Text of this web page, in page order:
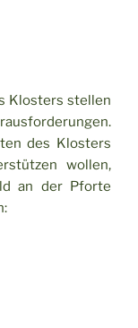
Klosters stellen
des Klosters
wollen,
an der Pforte